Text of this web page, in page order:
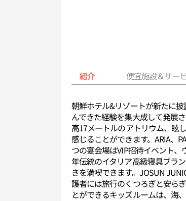
紹介 便宜施設＆サー
朝鮮ホテル&リゾートが新たに
んできた経験を集大成して発展
高17メートルのアトリウム、眩
感じることができます。ARIA、
つの宴会場はVIP招待イベント
年伝統のイタリア高級寝具ブラ
きを満喫できます。JOSUN
護者には旅行のくつろぎと安ら
とができるキッズルームは、海